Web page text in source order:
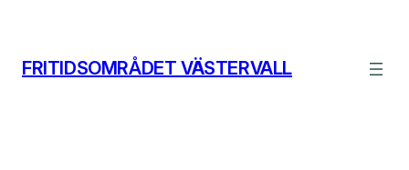
innehåll
FRITIDSOMRÅDET VÄSTERVALL